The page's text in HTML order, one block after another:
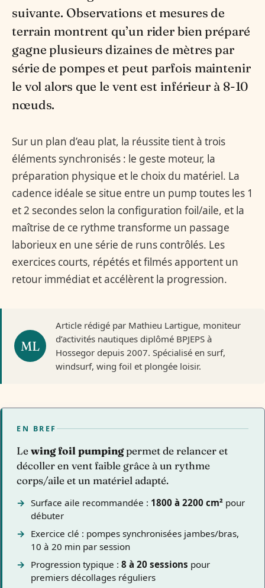
suivante. Observations et mesures de
terrain montrent qu’un rider bien préparé
gagne plusieurs dizaines de mètres par
série de pompes et peut parfois maintenir
le vol alors que le vent est inférieur à 8-10
nœuds.
Sur un plan d’eau plat, la réussite tient à trois
éléments synchronisés : le geste moteur, la
préparation physique et le choix du matériel. La
cadence idéale se situe entre un pump toutes les 1
et 2 secondes selon la configuration foil/aile, et la
maîtrise de ce rythme transforme un passage
laborieux en une série de runs contrôlés. Les
exercices courts, répétés et filmés apportent un
retour immédiat et accélèrent la progression.
Article rédigé par Mathieu Lartigue, moniteur
d’activités nautiques diplômé BPJEPS à
Hossegor depuis 2007. Spécialisé en surf,
windsurf, wing foil et plongée loisir.
EN BREF
Lewing foil pumpingpermet de relancer et
décoller en vent faible grâce à un rythme
corps/aile et un matériel adapté.
Surface aile recommandée : 1800 à 2200 cm² pour
débuter
Exercice clé : pompes synchronisées jambes/bras,
10 à 20 min par session
Progression typique :8 à 20 sessions pour
premiers décollages réguliers